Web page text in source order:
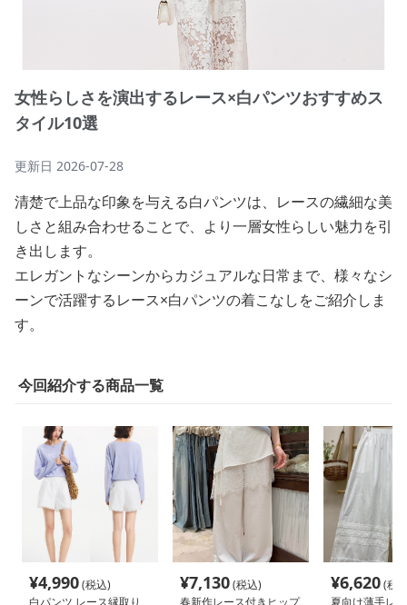
女性らしさを演出するレース×白パンツおすすめス
タイル10選
更新日 2026-07-28
清楚で上品な印象を与える白パンツは、レースの繊細な美
しさと組み合わせることで、より一層女性らしい魅力を引
き出します。
エレガントなシーンからカジュアルな日常まで、様々なシ
ーンで活躍するレース×白パンツの着こなしをご紹介しま
す。
今回紹介する商品一覧
¥4,990(税込)
白パンツ レース縁取り
¥7,130(税込)
春新作レース付きヒップ
¥6,620(税
夏向け薄手レ